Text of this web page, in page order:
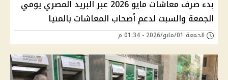
بدء صرف معاشات مايو 2026 عبر البريد المصري يومي
الجمعة والسبت لدعم أصحاب المعاشات بالمنيا
الجمعة 01/مايو/2026 - 01:34 م